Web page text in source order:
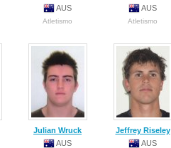
AUS
Atletismo
AUS
Atletismo
Julian Wruck
AUS
Jeffrey Riseley
AUS